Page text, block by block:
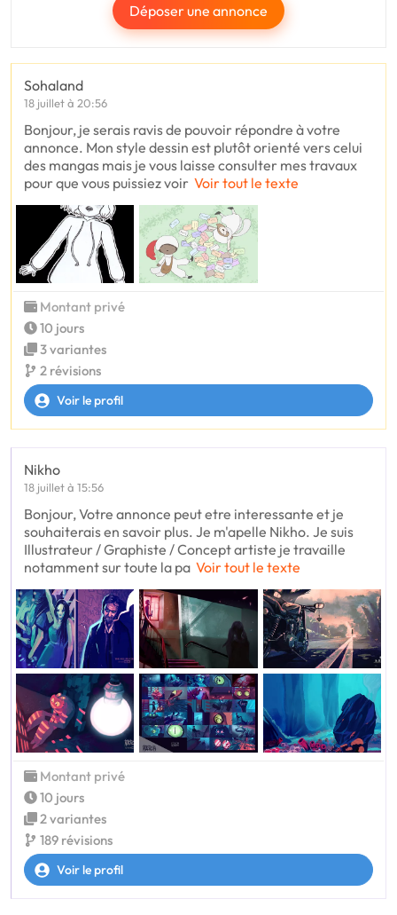
Déposer une annonce
Sohaland
18 juillet à 20:56
Bonjour, je serais ravis de pouvoir répondre à votre
annonce. Mon style dessin est plutôt orienté vers celui
des mangas mais je vous laisse consulter mes travaux
pour que vous puissiez voir Voir tout le texte
Montant privé
10 jours
3 variantes
2 révisions
Voir le profil
Nikho
18 juillet à 15:56
Bonjour, Votre annonce peut etre interessante et je
souhaiterais en savoir plus. Je m'apelle Nikho. Je suis
Illustrateur / Graphiste / Concept artiste je travaille
notamment sur toute la pa Voir tout le texte
Montant privé
10 jours
2 variantes
189 révisions
Voir le profil